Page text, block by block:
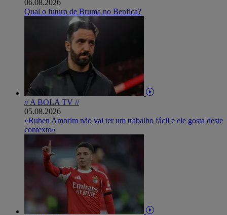
06.08.2026
Qual o futuro de Bruma no Benfica?
// A BOLA TV //
05.08.2026
«Ruben Amorim não vai ter um trabalho fácil e ele gosta deste
contexto»